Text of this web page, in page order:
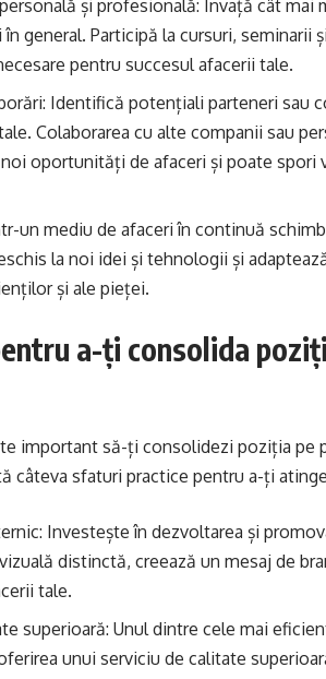
și profesională: Învață cât mai
general. Participă la cursuri,
pentru succesul afacerii tale.
Identifică potențiali parteneri sau
Colaborarea cu alte companii sau
oportunități de afaceri și poate spori
un mediu de afaceri în continuă
la noi idei și tehnologii și
și ale pieței.
a-ți consolida
important să-ți consolidezi poziția pe
câteva sfaturi practice pentru a-ți
Investește în dezvoltarea și
distinctă, creează un mesaj de
tale.
superioară: Unul dintre cele mai
unui serviciu de calitate